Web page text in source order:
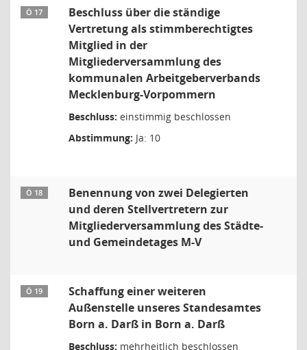
Ö 17
Beschluss über die ständige
Vertretung als stimmberechtigtes
Mitglied in der
Mitgliederversammlung des
kommunalen Arbeitgeberverbands
Mecklenburg-Vorpommern
Beschluss: einstimmig beschlossen
Abstimmung: Ja: 10
Ö 18
Benennung von zwei Delegierten
und deren Stellvertretern zur
Mitgliederversammlung des Städte-
und Gemeindetages M-V
Ö 19
Schaffung einer weiteren
Außenstelle unseres Standesamtes
Born a. Darß in Born a. Darß
Beschluss: mehrheitlich beschlossen